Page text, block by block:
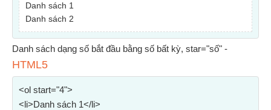
Danh sách 1
Danh sách 2
Danh sách dạng số bắt đầu bằng số bất kỳ, star="số" -
HTML5
<ol start="4">
<li>Danh sách 1</li>